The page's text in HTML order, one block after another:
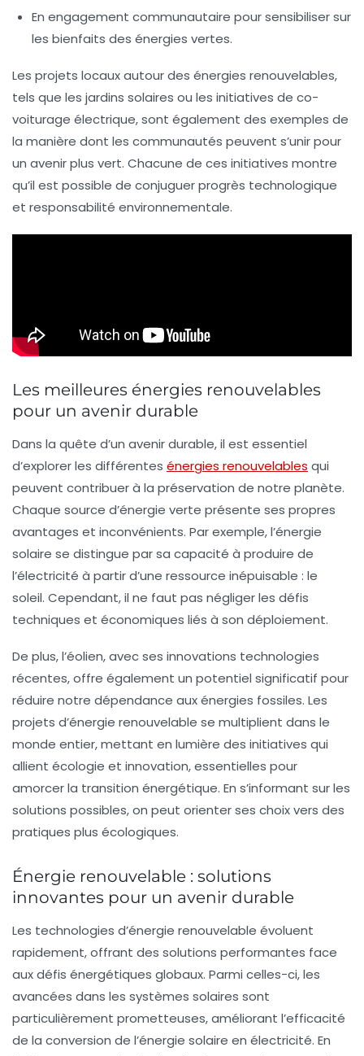
En engagement communautaire pour sensibiliser sur
les bienfaits des énergies vertes.
Les projets locaux autour des énergies renouvelables,
tels que les jardins solaires ou les initiatives de co-
voiturage électrique, sont également des exemples de
la manière dont les communautés peuvent s’unir pour
un avenir plus vert. Chacune de ces initiatives montre
qu’il est possible de conjuguer progrès technologique
et responsabilité environnementale.
Les meilleures énergies renouvelables
pour un avenir durable
Dans la quête d’un avenir durable, il est essentiel
d’explorer les différentes énergies renouvelables qui
peuvent contribuer à la préservation de notre planète.
Chaque source d’énergie verte présente ses propres
avantages et inconvénients. Par exemple, l’énergie
solaire se distingue par sa capacité à produire de
l’électricité à partir d’une ressource inépuisable : le
soleil. Cependant, il ne faut pas négliger les défis
techniques et économiques liés à son déploiement.
De plus, l’éolien, avec ses innovations technologies
récentes, offre également un potentiel significatif pour
réduire notre dépendance aux énergies fossiles. Les
projets d’énergie renouvelable se multiplient dans le
monde entier, mettant en lumière des initiatives qui
allient écologie et innovation, essentielles pour
amorcer la transition énergétique. En s’informant sur les
solutions possibles, on peut orienter ses choix vers des
pratiques plus écologiques.
Énergie renouvelable : solutions
innovantes pour un avenir durable
Les technologies d’énergie renouvelable évoluent
rapidement, offrant des solutions performantes face
aux défis énergétiques globaux. Parmi celles-ci, les
avancées dans les systèmes solaires sont
particulièrement prometteuses, améliorant l’efficacité
de la conversion de l’énergie solaire en électricité. En